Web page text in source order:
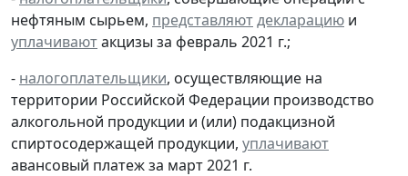
нефтяным сырьем, представляютдекларацию и
уплачиваютакцизы за февраль 2021 г.;
- налогоплательщики, осуществляющие на
территории Российской Федерации производство
алкогольной продукции и (или) подакцизной
спиртосодержащей продукции, уплачивают
авансовый платеж за март 2021 г.